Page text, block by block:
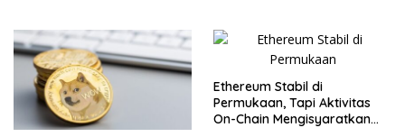
Ethereum Stabil di
Permukaan, Tapi Aktivitas
On-Chain Mengisyaratkan